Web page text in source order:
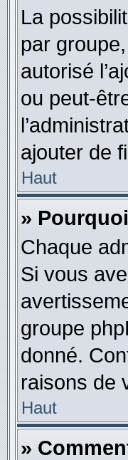
La
par
autorisé
ou peut-
ajouter de
Haut
»
Chaque
Si vous
groupe
donné.
raisons de
Haut
»